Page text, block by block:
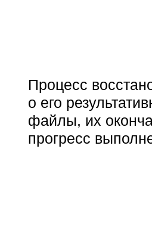
Процесс
о его
файлы, их
прогресс